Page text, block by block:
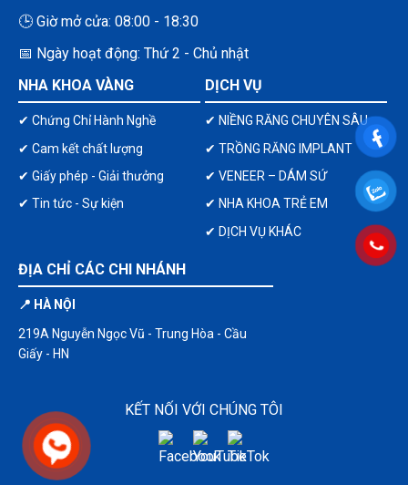
🕒 Giờ mở cửa: 08:00 - 18:30
📅 Ngày hoạt động: Thứ 2 - Chủ nhật
NHA KHOA VÀNG
✔ Chứng Chỉ Hành Nghề
✔ Cam kết chất lượng
✔ Giấy phép - Giải thưởng
✔ Tin tức - Sự kiện
DỊCH VỤ
✔ NIỀNG RĂNG CHUYÊN SÂU
✔ TRỒNG RĂNG IMPLANT
✔ VENEER – DÁM SỨ
✔ NHA KHOA TRẺ EM
✔ DỊCH VỤ KHÁC
ĐỊA CHỈ CÁC CHI NHÁNH
📍 HÀ NỘI
219A Nguyễn Ngọc Vũ - Trung Hòa - Cầu
Giấy - HN
KẾT NỐI VỚI CHÚNG TÔI